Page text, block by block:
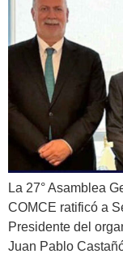
La 27° Asamblea
COMCE ratificó a
Presidente del
Juan Pablo